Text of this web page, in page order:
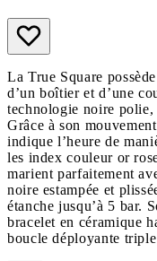
La True Square
d’un boîtier et d’une
technologie noire polie,
Grâce à son
indique l’heure de
les index couleur or
marient parfaitement
noire estampée et
étanche jusqu’à 5 bar.
bracelet en céramique
boucle déployante